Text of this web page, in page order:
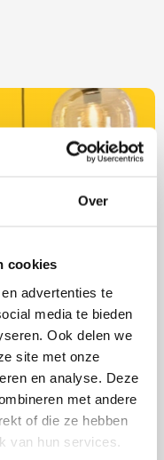
Over
cookies
advertenties te
media te bieden
Ook delen we
site met onze
en analyse. Deze
met andere
of die ze hebben
van hun services.